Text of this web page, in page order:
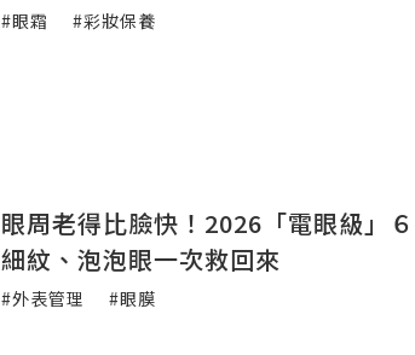
#眼霜 #彩妝保養
眼周老得比臉快！2026「電眼級」
細紋、泡泡眼一次救回來
#外表管理 #眼膜